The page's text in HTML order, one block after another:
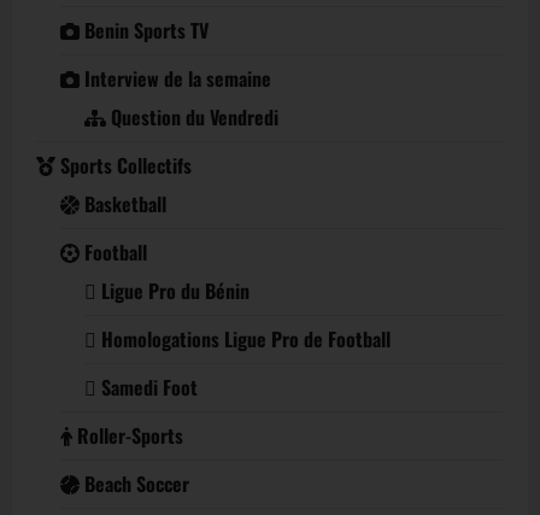
Benin Sports TV
Interview de la semaine
Question du Vendredi
Sports Collectifs
Basketball
Football
Ligue Pro du Bénin
Homologations Ligue Pro de Football
Samedi Foot
Roller-Sports
Beach Soccer